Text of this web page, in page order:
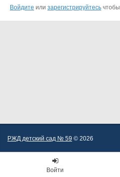
Войдите или зарегистрируйтесь
РЖД детский сад № 59 © 2026
Войти